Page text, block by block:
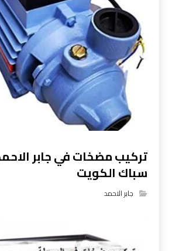
سباك الكويت
جابر الاحمد